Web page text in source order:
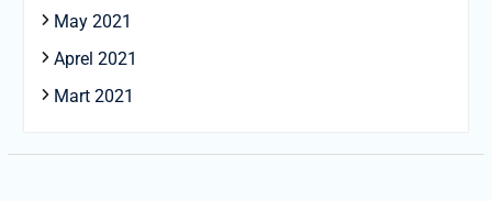
May 2021
Aprel 2021
Mart 2021